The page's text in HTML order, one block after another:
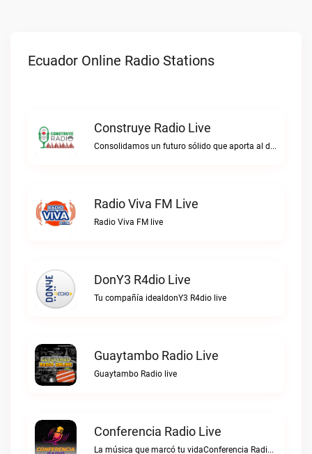
Ecuador Online Radio Stations
Construye Radio Live
Consolidamos un futuro sólido que aporta al desarrollo.Construye Radio live
Radio Viva FM Live
Radio Viva FM live
DonY3 R4dio Live
Tu compañía idealdonY3 R4dio live
Guaytambo Radio Live
Guaytambo Radio live
Conferencia Radio Live
La música que marcó tu vidaConferencia Radio live